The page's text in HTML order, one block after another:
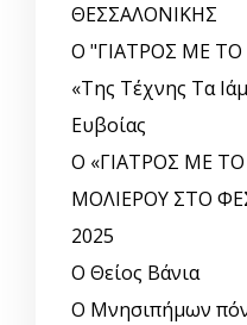
ΘΕΣΣΑΛΟΝΙΚΗΣ
Ο "ΓΙΑΤΡΟΣ ΜΕ ΤΟ
«Της Τέχνης Τα
Ευβοίας
Ο «ΓΙΑΤΡΟΣ ΜΕ
ΜΟΛΙΕΡΟΥ ΣΤΟ
2025
Ο Θείος Βάνια
Ο Μνησιπήμων